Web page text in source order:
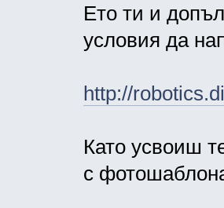
Ето ти и
условия да
http://
Като усвоиш
с